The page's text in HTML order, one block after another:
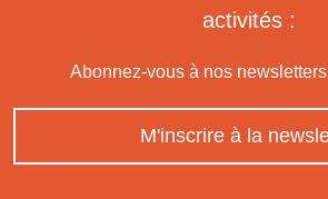
activités :
Abonnez-vous à nos
M'inscrire à la